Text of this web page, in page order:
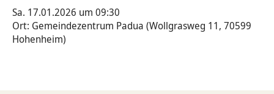
Sa. 17.01.2026 um 09:30
Ort: Gemeindezentrum Padua (Wollgrasweg 11, 70599
Hohenheim)